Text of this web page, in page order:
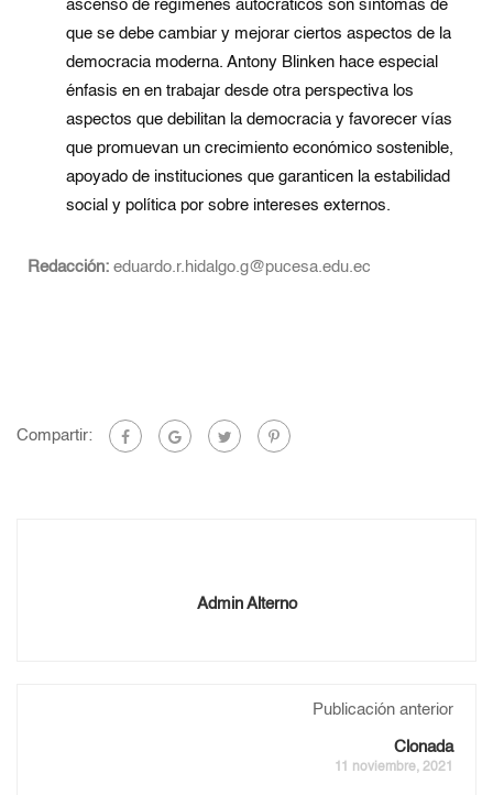
ascenso de regímenes autocráticos son síntomas de
que se debe cambiar y mejorar ciertos aspectos de la
democracia moderna. Antony Blinken hace especial
énfasis en en trabajar desde otra perspectiva los
aspectos que debilitan la democracia y favorecer vías
que promuevan un crecimiento económico sostenible,
apoyado de instituciones que garanticen la estabilidad
social y política por sobre intereses externos.
Redacción: eduardo.r.hidalgo.g@pucesa.edu.ec
Compartir:
Admin Alterno
Publicación anterior
Clonada
11 noviembre, 2021